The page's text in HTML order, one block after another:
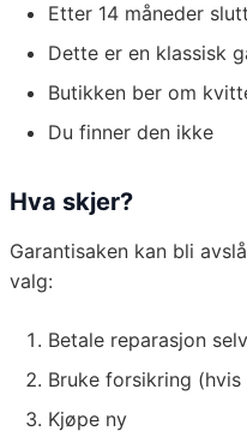
Etter 14 måneder
Dette er en klassisk
Butikken ber om
Du finner den ikke
Hva skjer?
Garantisaken kan bli
valg:
Betale reparasjon selv
Bruke forsikring (hvis
Kjøpe ny